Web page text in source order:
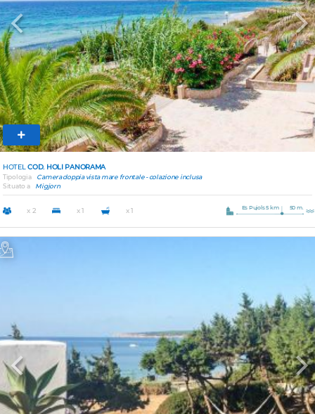
Previous
HOTELCOD. HOLI PANORAMA
Tipologia
Camera doppia vista mare frontale - colazione inclusa
Situato a
Migjorn
x 2 x 1 x 1 Es Pujols 5 km 50 m.
Previous